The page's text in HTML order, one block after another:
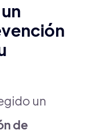
un
de